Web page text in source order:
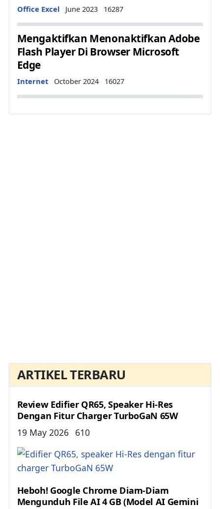
Details
Office Excel June 2023 16287
Mengaktifkan Menonaktifkan Adobe
Flash Player Di Browser Microsoft
Edge
Details
Internet October 2024 16027
ARTIKEL TERBARU
Review Edifier QR65, Speaker Hi-Res
Dengan Fitur Charger TurboGaN 65W
Details
19 May 2026 610
Heboh! Google Chrome Diam-Diam
Mengunduh File AI 4 GB (Model AI Gemini